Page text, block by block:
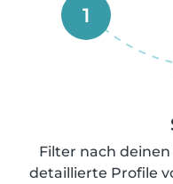
1
Filter nach
detaillierte Profile